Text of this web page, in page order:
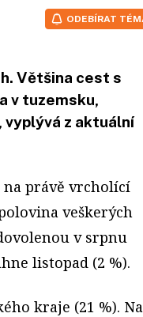
ODEBÍRAT
Většina cest s
v tuzemsku,
vyplývá z aktuální
na právě vrcholící
veškerých
v srpnu
listopad (2 %).
kraje (21 %). Na